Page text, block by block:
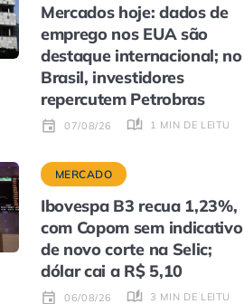
Mercados hoje: dados de
emprego nos EUA são
destaque internacional; no
Brasil, investidores
repercutem Petrobras
07/08/26 1 MIN DE LEITURA
MERCADO
Ibovespa B3 recua 1,23%,
com Copom sem indicativo
de novo corte na Selic;
dólar cai a R$ 5,10
06/08/26 3 MIN DE LEITURA